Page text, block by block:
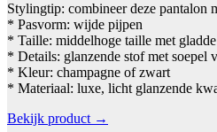
Stylingtip: combineer deze pantalon
* Pasvorm: wijde pijpen
* Taille: middelhoge taille met
* Details: glanzende stof met soepel
* Kleur: champagne of zwart
* Materiaal: luxe, licht glanzende
Bekijk product →